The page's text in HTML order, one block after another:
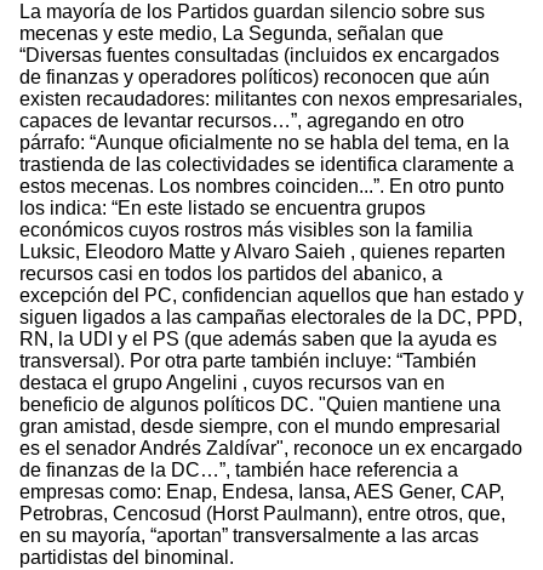
La mayoría de los Partidos guardan silencio sobre sus
mecenas y este medio, La Segunda, señalan que
“Diversas fuentes consultadas (incluidos ex encargados
de finanzas y operadores políticos) reconocen que aún
existen recaudadores: militantes con nexos empresariales,
capaces de levantar recursos…”, agregando en otro
párrafo: “Aunque oficialmente no se habla del tema, en la
trastienda de las colectividades se identifica claramente a
estos mecenas. Los nombres coinciden...”. En otro punto
los indica: “En este listado se encuentra grupos
económicos cuyos rostros más visibles son la familia
Luksic, Eleodoro Matte y Alvaro Saieh , quienes reparten
recursos casi en todos los partidos del abanico, a
excepción del PC, confidencian aquellos que han estado y
siguen ligados a las campañas electorales de la DC, PPD,
RN, la UDI y el PS (que además saben que la ayuda es
transversal). Por otra parte también incluye: “También
destaca el grupo Angelini , cuyos recursos van en
beneficio de algunos políticos DC. "Quien mantiene una
gran amistad, desde siempre, con el mundo empresarial
es el senador Andrés Zaldívar", reconoce un ex encargado
de finanzas de la DC…”, también hace referencia a
empresas como: Enap, Endesa, Iansa, AES Gener, CAP,
Petrobras, Cencosud (Horst Paulmann), entre otros, que,
en su mayoría, “aportan” transversalmente a las arcas
partidistas del binominal.